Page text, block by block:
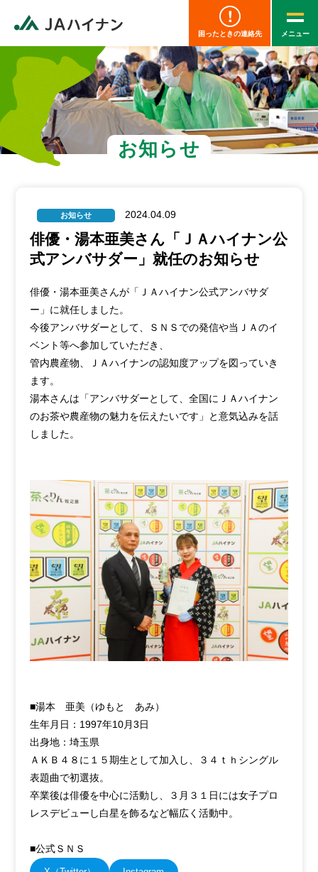
困ったときの連絡先
お知らせ
お知らせ 2024.04.09
俳優・湯本亜美さん「ＪＡハイナン公
式アンバサダー」就任のお知らせ
俳優・湯本亜美さんが「ＪＡハイナン公式アンバサダ
ー」に就任しました。
今後アンバサダーとして、ＳＮＳでの発信や当ＪＡのイ
ベント等へ参加していただき、
管内農産物、ＪＡハイナンの認知度アップを図っていき
ます。
湯本さんは「アンバサダーとして、全国にＪＡハイナン
のお茶や農産物の魅力を伝えたいです」と意気込みを話
しました。
■湯本 亜美（ゆもと あみ）
生年月日：1997年10月3日
出身地：埼玉県
ＡＫＢ４８に１５期生として加入し、３４ｔｈシングル
表題曲で初選抜。
卒業後は俳優を中心に活動し、３月３１日には女子プロ
レスデビューし白星を飾るなど幅広く活動中。
■公式ＳＮＳ